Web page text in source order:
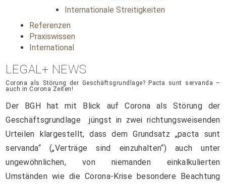
Internationale Streitigkeiten
Referenzen
Praxiswissen
International
LEGAL+ NEWS
Corona als Störung der Geschäftsgrundlage? Pacta sunt servanda –
auch in Corona Zeiten!
Der BGH hat mit Blick auf Corona als Störung der
Geschäftsgrundlage jüngst in zwei richtungsweisenden
Urteilen klargestellt, dass dem Grundsatz „pacta sunt
servanda“ („Verträge sind einzuhalten“) auch unter
ungewöhnlichen, von niemanden einkalkulierten
Umständen wie die Corona-Krise besondere Beachtung